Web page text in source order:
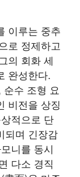
이루는 중추
로 정제하고
의 회화 세
완성한다.
수 조형 요
비전을 상징
적으로 단
되며 긴장감
니를 동시
다소 경직